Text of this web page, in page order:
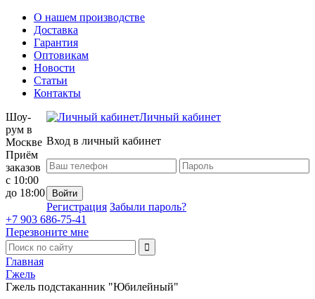
О нашем производстве
Доставка
Гарантия
Оптовикам
Новости
Статьи
Контакты
Личный кабинет
Вход в личный кабинет
Регистрация Забыли пароль?
Шоу-
рум в
Москве
Приём
заказов
с 10:00
до 18:00
+7 903 686-75-41
Перезвоните мне
Главная
Гжель
Гжель подстаканник "Юбилейный"